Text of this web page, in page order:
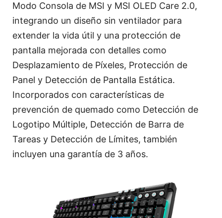
Modo Consola de MSI y MSI OLED Care 2.0,
integrando un diseño sin ventilador para
extender la vida útil y una protección de
pantalla mejorada con detalles como
Desplazamiento de Píxeles, Protección de
Panel y Detección de Pantalla Estática.
Incorporados con características de
prevención de quemado como Detección de
Logotipo Múltiple, Detección de Barra de
Tareas y Detección de Límites, también
incluyen una garantía de 3 años.